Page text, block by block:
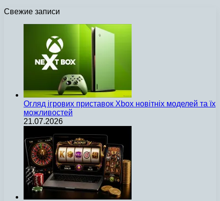
Свежие записи
Огляд ігрових приставок Xbox новітніх моделей та їх
можливостей
21.07.2026